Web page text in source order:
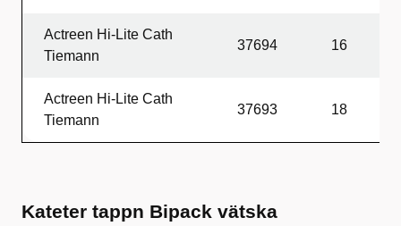
Actreen Hi-Lite Cath
Tiemann
37694 16
Actreen Hi-Lite Cath
Tiemann
37693 18
Kateter tappn Bipack vätska